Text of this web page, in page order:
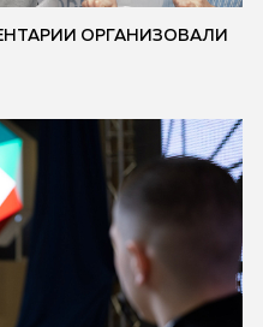
ОРГАНИЗОВАЛИ